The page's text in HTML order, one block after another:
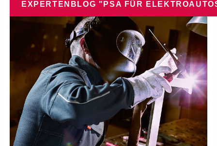
EXPERTENBLOG "PSA FÜR